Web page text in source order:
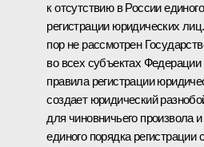
к отсутствию в России
регистрации юридических
пор не рассмотрен
во всех субъектах
правила регистрации
создает юридический
для чиновничьего произвола
единого порядка регистрации